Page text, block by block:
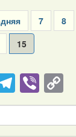
Page
7 Page
8
Current
page
15
Viber